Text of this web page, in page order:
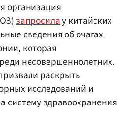
организация
запросилау китайских
сведения об очагах
которая
несовершеннолетних.
раскрыть
исследований и
систему здравоохранения